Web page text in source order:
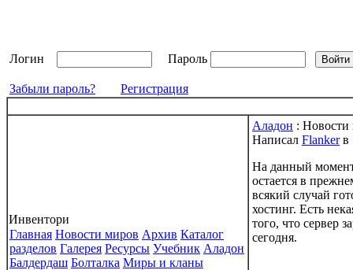
Логин Пароль
Забыли пароль? Регистрация
Инвентори
Главная Новости миров Архив Каталог
разделов Галерея Ресурсы Учебник Аладон
Балдердаш Болталка Миры и кланы
Аладон : Новости
Написал Flanker в
На данный
остается в
всякий случай
хостинг. Есть
того, что сервер
сегодня.